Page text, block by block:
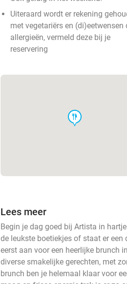
Uiteraard wordt er rekening
met vegetariërs en (di)eetwensen
allergieën, vermeld deze bij je
reservering
food
Lees meer
Begin je dag goed bij Artista in
de leukste boetiekjes of staat er
eerst aan voor een heerlijke brunch
diverse smakelijke gerechten, met
brunch ben je helemaal klaar voor